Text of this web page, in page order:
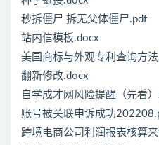
秒拆僵尸 拆无父体僵尸.pdf
站内信模板.docx
美国商标与外观专利查询方
翻新修改.docx
自学成才网风险提醒（先看
账号被关联申诉成功
跨境电商公司利润报表核算